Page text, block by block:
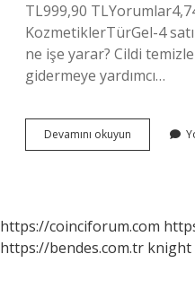
TL999,90
KozmetiklerTürGel-4
ne işe yarar? Cildi
gidermeye yardımcı…
Devamını okuyun Exfoliating
Face
https://coinciforum.com
https://bendes.com.tr knight